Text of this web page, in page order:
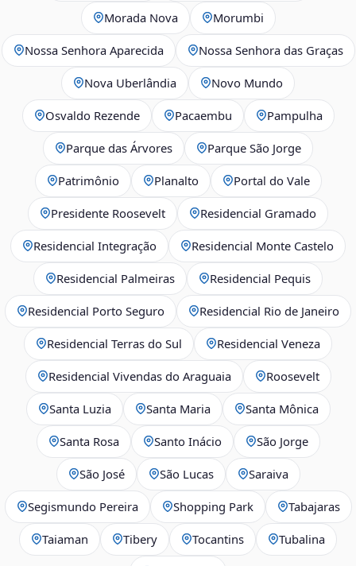
Morada Nova Morumbi
Nossa Senhora Aparecida Nossa Senhora das Graças
Nova Uberlândia Novo Mundo
Osvaldo Rezende Pacaembu Pampulha
Parque das Árvores Parque São Jorge
Patrimônio Planalto Portal do Vale
Presidente Roosevelt Residencial Gramado
Residencial Integração Residencial Monte Castelo
Residencial Palmeiras Residencial Pequis
Residencial Porto Seguro Residencial Rio de Janeiro
Residencial Terras do Sul Residencial Veneza
Residencial Vivendas do Araguaia Roosevelt
Santa Luzia Santa Maria Santa Mônica
Santa Rosa Santo Inácio São Jorge
São José São Lucas Saraiva
Segismundo Pereira Shopping Park Tabajaras
Taiaman Tibery Tocantins Tubalina